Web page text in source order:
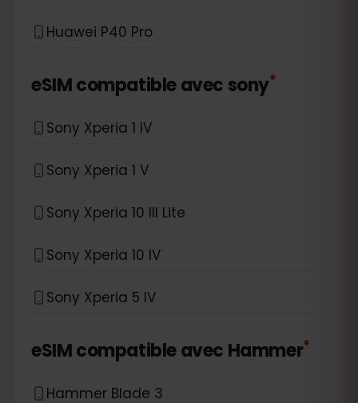
Huawei P40 Pro
eSIM compatible avec sony*
Sony Xperia 1 IV
Sony Xperia 1 V
Sony Xperia 10 III Lite
Sony Xperia 10 IV
Sony Xperia 5 IV
eSIM compatible avec Hammer*
Hammer Blade 3